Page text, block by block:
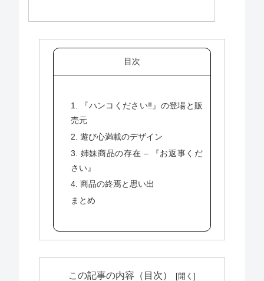
目次
1. 『ハンコください‼』の登場と販
売元
2. 遊び心満載のデザイン
3. 姉妹商品の存在 – 『お返事くだ
さい』
4. 商品の終焉と思い出
まとめ
この記事の内容（目次）